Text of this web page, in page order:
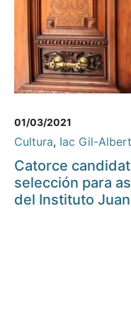
01/03/2021
Cultura, Iac Gil-Albert
Catorce
selección para
del Instituto